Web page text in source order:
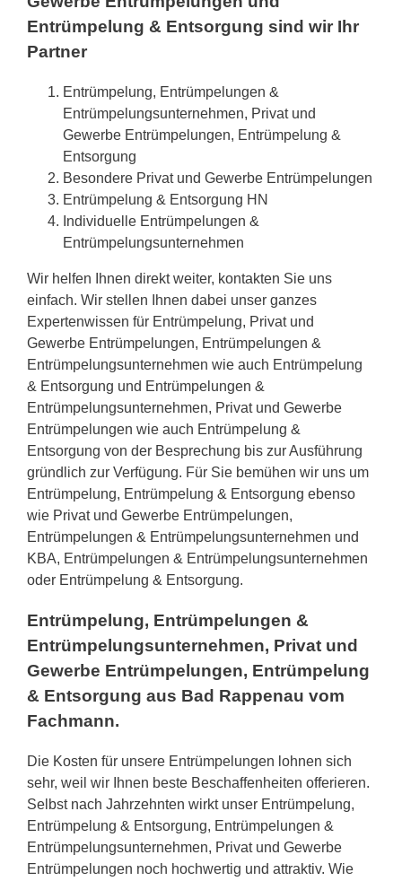
Entrümpelung & Entsorgung sind wir Ihr
Partner
Entrümpelung, Entrümpelungen &
Entrümpelungsunternehmen, Privat und
Gewerbe Entrümpelungen, Entrümpelung &
Entsorgung
Besondere Privat und Gewerbe Entrümpelungen
Entrümpelung & Entsorgung HN
Individuelle Entrümpelungen &
Entrümpelungsunternehmen
Wir helfen Ihnen direkt weiter, kontakten Sie uns
einfach. Wir stellen Ihnen dabei unser ganzes
Expertenwissen für Entrümpelung, Privat und
Gewerbe Entrümpelungen, Entrümpelungen &
Entrümpelungsunternehmen wie auch Entrümpelung
& Entsorgung und Entrümpelungen &
Entrümpelungsunternehmen, Privat und Gewerbe
Entrümpelungen wie auch Entrümpelung &
Entsorgung von der Besprechung bis zur Ausführung
gründlich zur Verfügung. Für Sie bemühen wir uns um
Entrümpelung, Entrümpelung & Entsorgung ebenso
wie Privat und Gewerbe Entrümpelungen,
Entrümpelungen & Entrümpelungsunternehmen und
KBA, Entrümpelungen & Entrümpelungsunternehmen
oder Entrümpelung & Entsorgung.
Entrümpelung, Entrümpelungen &
Entrümpelungsunternehmen, Privat und
Gewerbe Entrümpelungen, Entrümpelung
& Entsorgung aus Bad Rappenau vom
Fachmann.
Die Kosten für unsere Entrümpelungen lohnen sich
sehr, weil wir Ihnen beste Beschaffenheiten offerieren.
Selbst nach Jahrzehnten wirkt unser Entrümpelung,
Entrümpelung & Entsorgung, Entrümpelungen &
Entrümpelungsunternehmen, Privat und Gewerbe
Entrümpelungen noch hochwertig und attraktiv. Wie